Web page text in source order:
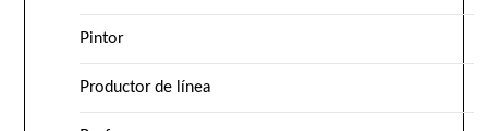
Pintor
Productor de línea